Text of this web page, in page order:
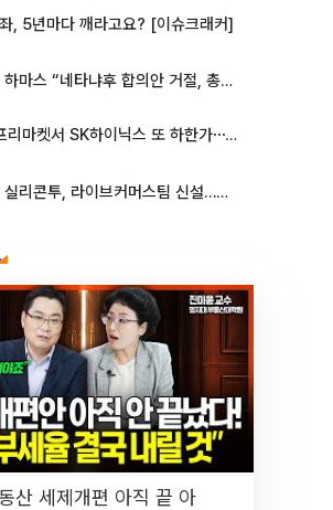
, 5년마다 깨라고요? [이슈크래커]
하마스 “네타냐후 합의안 거절, 총선 앞두고 시간 끌기”
NXT 프리마켓서 SK하이닉스 또 하한가⋯‘11주 거래’에 시초가 왜곡
실리콘투, 라이브커머스팀 신설…K뷰티 ‘글로벌 판매망’ 확대[K뷰티 라방戰]
산 세제개편 아직 끝 아